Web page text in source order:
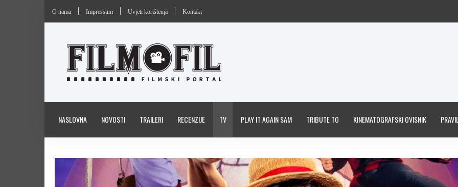
O nama Impressum Uvjeti korištenja Kontakt
NASLOVNA NOVOSTI TRAILERI RECENZIJE TV PLAY IT AGAIN SAM TRIBUTE TO KINEMATOGRAFSKI OVISNIK